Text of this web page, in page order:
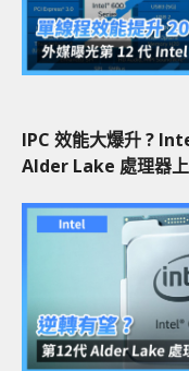
IPC 效能大爆升 ?
Alder Lake 處理器上